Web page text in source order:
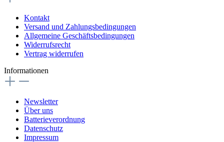
Kontakt
Versand und Zahlungsbedingungen
Allgemeine Geschäftsbedingungen
Widerrufsrecht
Vertrag widerrufen
Informationen
Newsletter
Über uns
Batterieverordnung
Datenschutz
Impressum